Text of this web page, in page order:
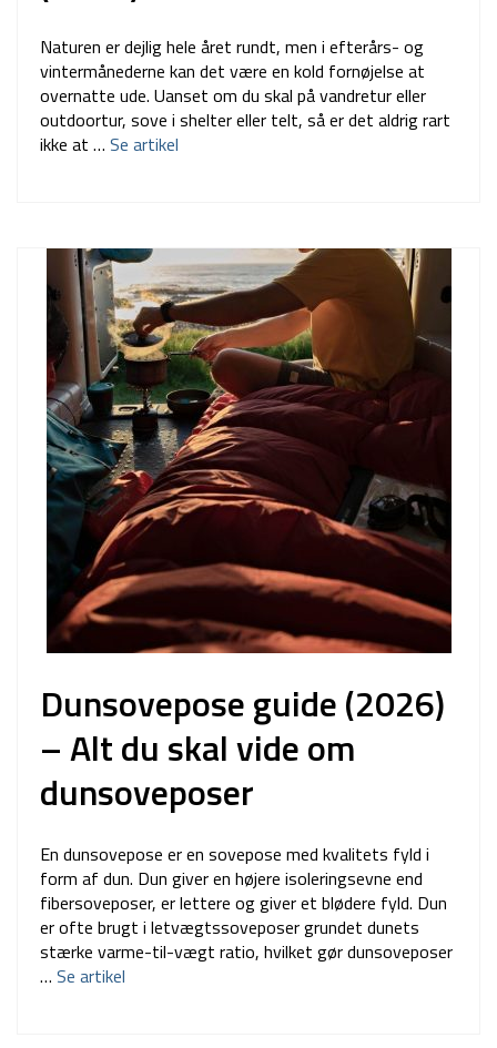
Naturen er dejlig hele året rundt, men i efterårs- og
vintermånederne kan det være en kold fornøjelse at
overnatte ude. Uanset om du skal på vandretur eller
outdoortur, sove i shelter eller telt, så er det aldrig rart
ikke at … Se artikel
Dunsovepose guide (2026)
– Alt du skal vide om
dunsoveposer
En dunsovepose er en sovepose med kvalitets fyld i
form af dun. Dun giver en højere isoleringsevne end
fibersoveposer, er lettere og giver et blødere fyld. Dun
er ofte brugt i letvægtssoveposer grundet dunets
stærke varme-til-vægt ratio, hvilket gør dunsoveposer
… Se artikel